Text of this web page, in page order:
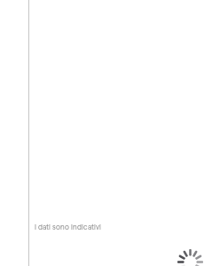
I dati sono indicativi